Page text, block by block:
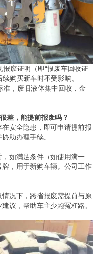
报废证明（即“报废车回收证
购买新车时不受影响。
准，废旧液体集中回收，金
差，能提前报废吗？
安全隐患，即可申请提前报
助办理手续。
如满足条件（如使用满一
，用于新购车辆。公司工作
况下，跨省报废需提前与原
议，帮助车主少跑冤枉路。